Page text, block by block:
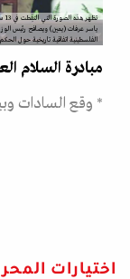
ياسر عرفات (يمين) ويصافح رئيس
الفلسطينية اتفاقية تاريخية حول
مبادرة السلام
* وقع السادات
اختيارات